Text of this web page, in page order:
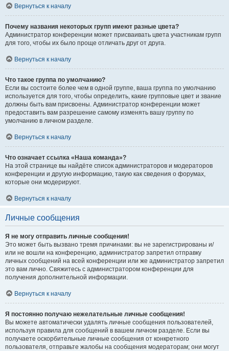
Вернуться к началу
Почему названия некоторых групп имеют разные цвета?
Администратор конференции может присваивать цвета участникам групп
для того, чтобы их было проще отличать друг от друга.
Вернуться к началу
Что такое группа по умолчанию?
Если вы состоите более чем в одной группе, ваша группа по умолчанию
используется для того, чтобы определить, какие групповые цвет и звание
должны быть вам присвоены. Администратор конференции может
предоставить вам разрешение самому изменять вашу группу по
умолчанию в личном разделе.
Вернуться к началу
Что означает ссылка «Наша команда»?
На этой странице вы найдёте список администраторов и модераторов
конференции и другую информацию, такую как сведения о форумах,
которые они модерируют.
Вернуться к началу
Личные сообщения
Я не могу отправить личные сообщения!
Это может быть вызвано тремя причинами: вы не зарегистрированы и/
или не вошли на конференцию, администратор запретил отправку
личных сообщений на всей конференции или же администратор запретил
это вам лично. Свяжитесь с администратором конференции для
получения дополнительной информации.
Вернуться к началу
Я постоянно получаю нежелательные личные сообщения!
Вы можете автоматически удалять личные сообщения пользователей,
используя правила для сообщений в вашем личном разделе. Если вы
получаете оскорбительные личные сообщения от конкретного
пользователя, отправьте жалобы на сообщения модераторам; они могут